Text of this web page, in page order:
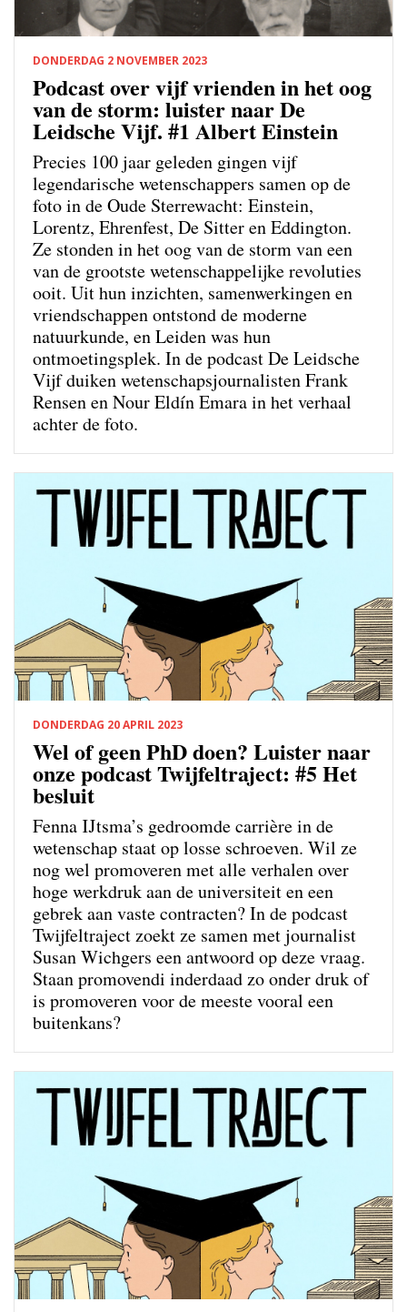
DONDERDAG 2 NOVEMBER 2023
Podcast over vijf vrienden in het oog
van de storm: luister naar De
Leidsche Vijf. #1 Albert Einstein
Precies 100 jaar geleden gingen vijf
legendarische wetenschappers samen op de
foto in de Oude Sterrewacht: Einstein,
Lorentz, Ehrenfest, De Sitter en Eddington.
Ze stonden in het oog van de storm van een
van de grootste wetenschappelijke revoluties
ooit. Uit hun inzichten, samenwerkingen en
vriendschappen ontstond de moderne
natuurkunde, en Leiden was hun
ontmoetingsplek. In de podcast De Leidsche
Vijf duiken wetenschapsjournalisten Frank
Rensen en Nour Eldín Emara in het verhaal
achter de foto.
DONDERDAG 20 APRIL 2023
Wel of geen PhD doen? Luister naar
onze podcast Twijfeltraject: #5 Het
besluit
Fenna IJtsma’s gedroomde carrière in de
wetenschap staat op losse schroeven. Wil ze
nog wel promoveren met alle verhalen over
hoge werkdruk aan de universiteit en een
gebrek aan vaste contracten? In de podcast
Twijfeltraject zoekt ze samen met journalist
Susan Wichgers een antwoord op deze vraag.
Staan promovendi inderdaad zo onder druk of
is promoveren voor de meeste vooral een
buitenkans?